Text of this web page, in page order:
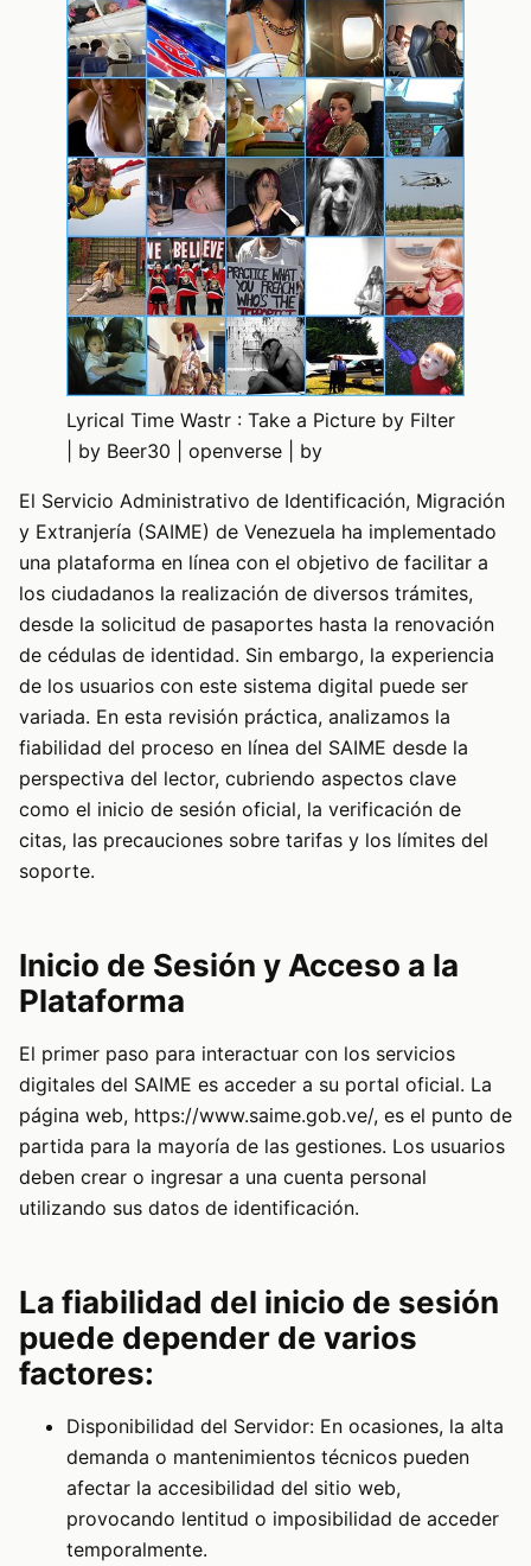
Lyrical Time Wastr : Take a Picture by Filter
| by Beer30 | openverse | by
El Servicio Administrativo de Identificación, Migración
y Extranjería (SAIME) de Venezuela ha implementado
una plataforma en línea con el objetivo de facilitar a
los ciudadanos la realización de diversos trámites,
desde la solicitud de pasaportes hasta la renovación
de cédulas de identidad. Sin embargo, la experiencia
de los usuarios con este sistema digital puede ser
variada. En esta revisión práctica, analizamos la
fiabilidad del proceso en línea del SAIME desde la
perspectiva del lector, cubriendo aspectos clave
como el inicio de sesión oficial, la verificación de
citas, las precauciones sobre tarifas y los límites del
soporte.
Inicio de Sesión y Acceso a la
Plataforma
El primer paso para interactuar con los servicios
digitales del SAIME es acceder a su portal oficial. La
página web, https://www.saime.gob.ve/, es el punto de
partida para la mayoría de las gestiones. Los usuarios
deben crear o ingresar a una cuenta personal
utilizando sus datos de identificación.
La fiabilidad del inicio de sesión
puede depender de varios
factores:
Disponibilidad del Servidor: En ocasiones, la alta
demanda o mantenimientos técnicos pueden
afectar la accesibilidad del sitio web,
provocando lentitud o imposibilidad de acceder
temporalmente.